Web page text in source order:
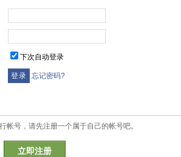
下次自动登录
忘记密码?
帐号，请先注册一个属于自己的帐号吧。
立即注册